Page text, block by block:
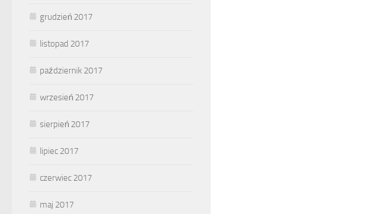
grudzień 2017
listopad 2017
październik 2017
wrzesień 2017
sierpień 2017
lipiec 2017
czerwiec 2017
maj 2017